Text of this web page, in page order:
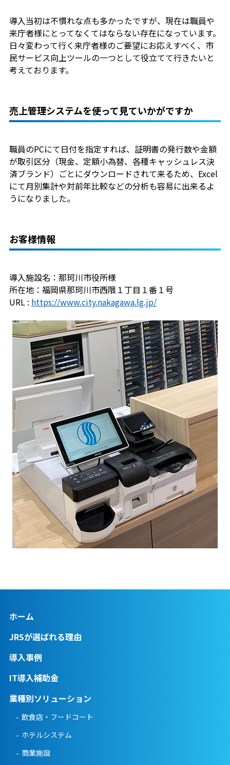
導入当初は不慣れな点も多かったですが、現在は職員や
来庁者様にとってなくてはならない存在になっています。
日々変わって行く来庁者様のご要望にお応えすべく、市
民サービス向上ツールの一つとして役立てて行きたいと
考えております。
売上管理システムを使って見ていかがですか
職員のPCにて日付を指定すれば、証明書の発行数や金額
が取引区分（現金、定額小為替、各種キャッシュレス決
済ブランド）ごとにダウンロードされて来るため、Excel
にて月別集計や対前年比較などの分析も容易に出来るよ
うになりました。
お客様情報
導入施設名：那珂川市役所様
所在地：福岡県那珂川市西隈１丁目１番１号
URL : https://www.city.nakagawa.lg.jp/
ホーム
JRSが選ばれる理由
導入事例
IT導入補助金
業種別ソリューション
飲食店・フードコート
ホテルシステム
商業施設